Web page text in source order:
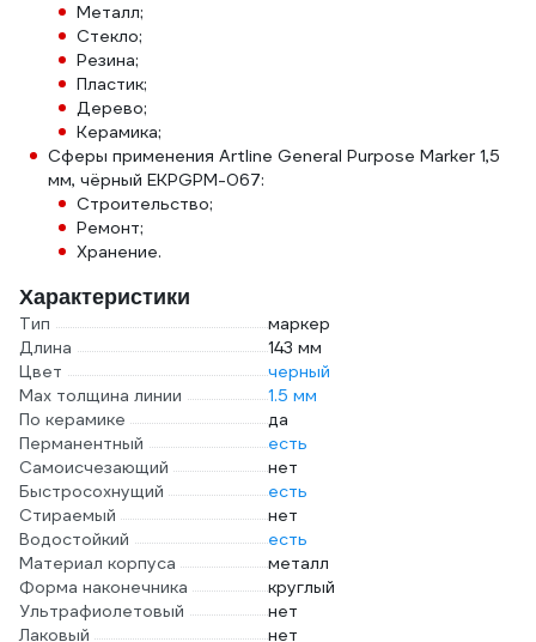
Металл;
Стекло;
Резина;
Пластик;
Дерево;
Керамика;
Сферы применения Artline General Purpose Marker 1,5
мм, чёрный EKPGPM-067:
Строительство;
Ремонт;
Хранение.
Характеристики
Тип
маркер
Длина
143 мм
Цвет
черный
Мах толщина линии
1.5 мм
По керамике
да
Перманентный
есть
Самоисчезающий
нет
Быстросохнущий
есть
Стираемый
нет
Водостойкий
есть
Материал корпуса
металл
Форма наконечника
круглый
Ультрафиолетовый
нет
Лаковый
нет